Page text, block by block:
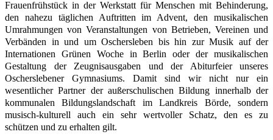
Frauenfrühstück in der Werkstatt für Menschen mit Behinderung,
den nahezu täglichen Auftritten im Advent, den musikalischen
Umrahmungen von Veranstaltungen von Betrieben, Vereinen und
Verbänden in und um Oschersleben bis hin zur Musik auf der
Internationen Grünen Woche in Berlin oder der musikalischen
Gestaltung der Zeugnisausgaben und der Abiturfeier unseres
Oscherslebener Gymnasiums. Damit sind wir nicht nur ein
wesentlicher Partner der außerschulischen Bildung innerhalb der
kommunalen Bildungslandschaft im Landkreis Börde, sondern
musisch-kulturell auch ein sehr wertvoller Schatz, den es zu
schützen und zu erhalten gilt.